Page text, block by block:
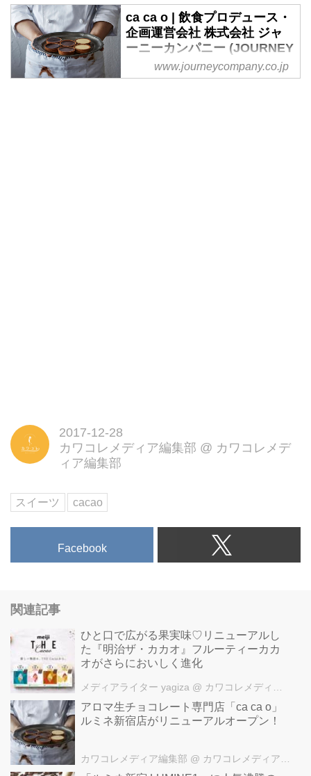
ca ca o | 飲食プロデュース・
企画運営会社 株式会社 ジャ
ーニーカンパニー (JOURNEY
COMPANY)
www.journeycompany.co.jp
2017-12-28
カワコレメディア編集部 @ カワコレメデ
ィア編集部
スイーツ cacao
Facebook
関連記事
ひと口で広がる果実味♡リニューアルし
た『明治ザ・カカオ』フルーティーカカ
オがさらにおいしく進化
メディアライター yagiza @ カワコレメディア編集部
アロマ生チョコレート専門店「ca ca o」
ルミネ新宿店がリニューアルオープン！
カワコレメディア編集部 @ カワコレメディア編集部